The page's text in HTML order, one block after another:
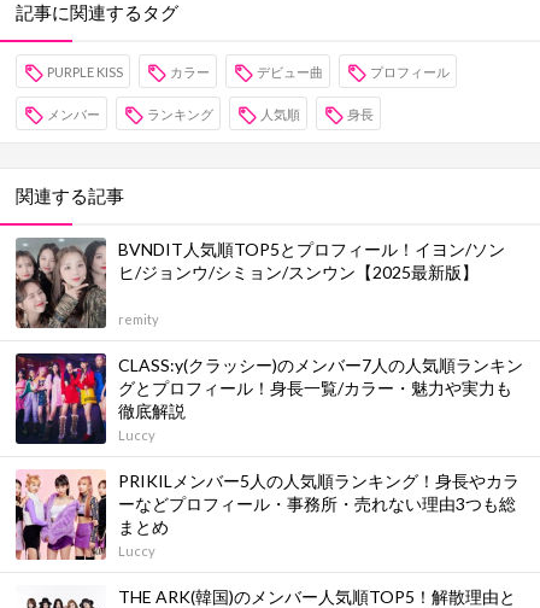
記事に関連するタグ
PURPLE KISS カラー デビュー曲 プロフィール
メンバー ランキング 人気順 身長
関連する記事
BVNDIT人気順TOP5とプロフィール！イヨン/ソン
ヒ/ジョンウ/シミョン/スンウン【2025最新版】
remity
CLASS:y(クラッシー)のメンバー7人の人気順ランキン
グとプロフィール！身長一覧/カラー・魅力や実力も
徹底解説
Luccy
PRIKILメンバー5人の人気順ランキング！身長やカラ
ーなどプロフィール・事務所・売れない理由3つも総
まとめ
Luccy
THE ARK(韓国)のメンバー人気順TOP5！解散理由と